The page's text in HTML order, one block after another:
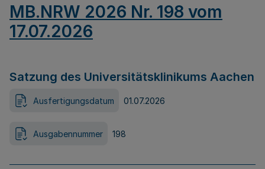
MB.NRW 2026 Nr. 198 vom
17.07.2026
Satzung des Universitätsklinikums Aachen
Ausfertigungsdatum 01.07.2026
Ausgabennummer 198